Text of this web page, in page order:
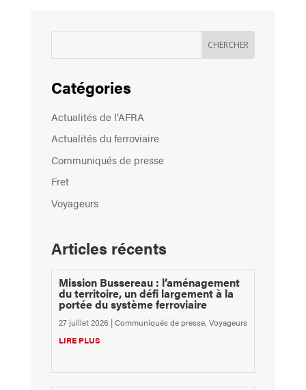
Catégories
Actualités de l’AFRA
Actualités du ferroviaire
Communiqués de presse
Fret
Voyageurs
Articles récents
Mission Bussereau : l’aménagement
du territoire, un défi largement à la
portée du système ferroviaire
27 juillet 2026 |Communiqués de presse, Voyageurs
LIRE PLUS